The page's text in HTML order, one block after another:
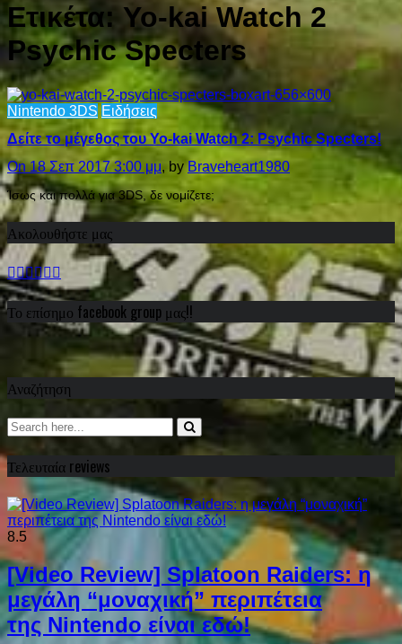
Ετικέτα: Yo-kai Watch 2
Psychic Specters
Nintendo 3DS Ειδήσεις
Δείτε το μέγεθος του Yo-kai Watch 2: Psychic Specters!
On 18 Σεπ 2017 3:00 μμ, byBraveheart1980
Ίσως και πολλά για 3DS, δε νομίζετε;
Ακολουθήστε μας
Το επίσημο facebook group μας!!
Αναζήτηση
Τελευταία reviews
8.5
[Video Review] Splatoon Raiders: η
μεγάλη “μοναχική” περιπέτεια
της Nintendo είναι εδώ!